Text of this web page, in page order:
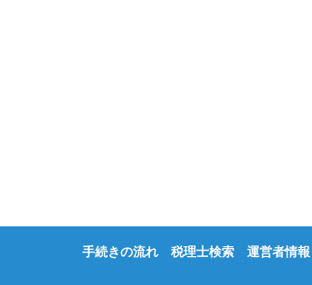
手続きの流れ 税理士検索 運営者情報